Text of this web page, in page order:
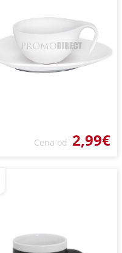
Cena od 2,99€